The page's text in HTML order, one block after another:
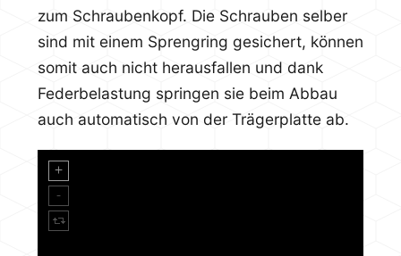
zum Schraubenkopf. Die Schrauben selber
sind mit einem Sprengring gesichert, können
somit auch nicht herausfallen und dank
Federbelastung springen sie beim Abbau
auch automatisch von der Trägerplatte ab.